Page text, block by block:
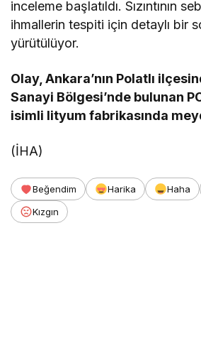
inceleme başlatıldı. Sızıntının
ihmallerin tespiti için detaylı bir
yürütülüyor.
Olay, Ankara’nın Polatlı
Sanayi Bölgesi’nde bulunan
isimli lityum fabrikasında
(İHA)
Beğendim Harika Haha
Kızgın